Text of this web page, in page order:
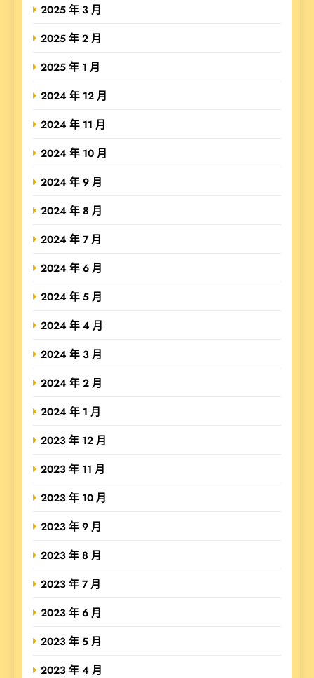
2025 年 3 月
2025 年 2 月
2025 年 1 月
2024 年 12 月
2024 年 11 月
2024 年 10 月
2024 年 9 月
2024 年 8 月
2024 年 7 月
2024 年 6 月
2024 年 5 月
2024 年 4 月
2024 年 3 月
2024 年 2 月
2024 年 1 月
2023 年 12 月
2023 年 11 月
2023 年 10 月
2023 年 9 月
2023 年 8 月
2023 年 7 月
2023 年 6 月
2023 年 5 月
2023 年 4 月